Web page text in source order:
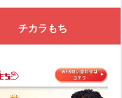
チカラもち